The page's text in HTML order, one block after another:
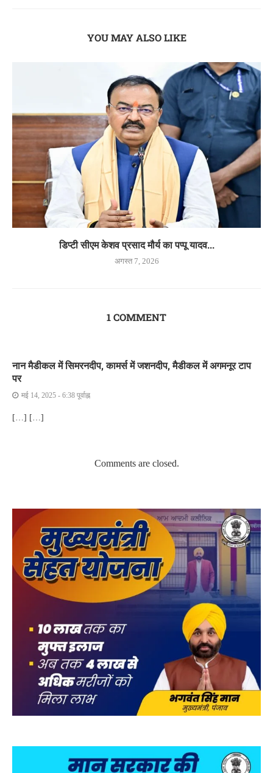
YOU MAY ALSO LIKE
डिप्टी सीएम केशव प्रसाद मौर्य का पप्पू यादव...
अगस्त 7, 2026
1 COMMENT
नान मैडीकल में सिमरनदीप, कामर्स में जशनदीप, मैडीकल में अगमनूर टाप
पर
मई 14, 2025 - 6:38 पूर्वाह्न
[…] […]
Comments are closed.